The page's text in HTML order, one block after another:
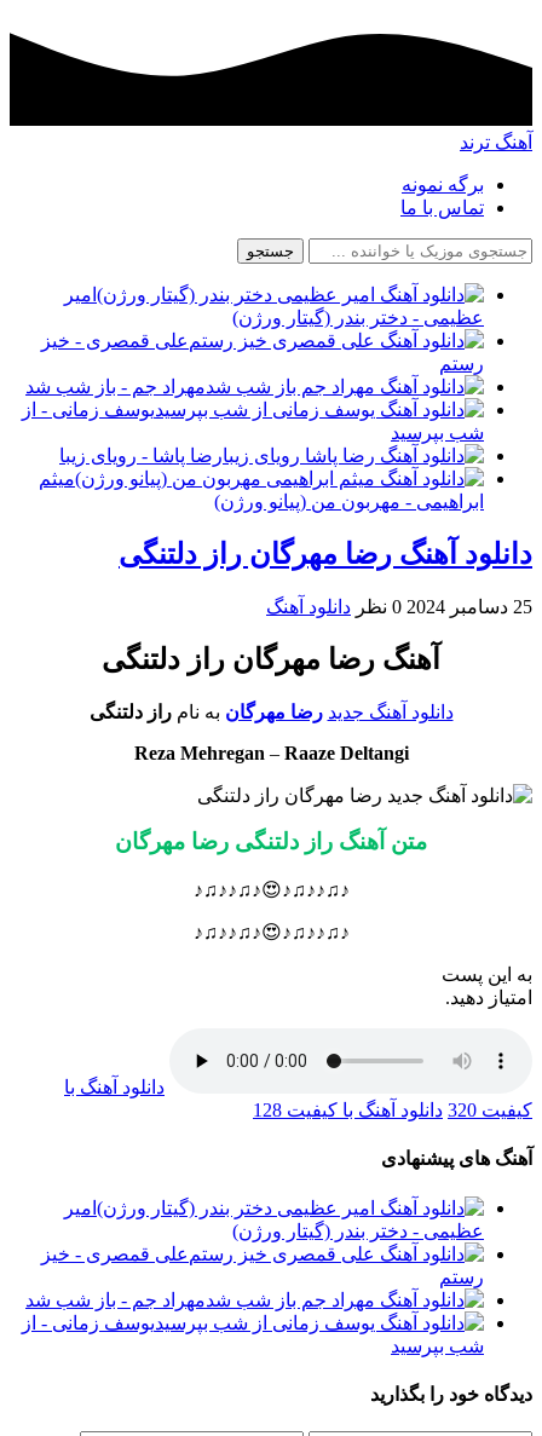
آهنگ ترند
برگه نمونه
تماس با ما
جستجو
امیر
عظیمی - دختر بندر (گیتار ورژن)
علی قمصری - خیز
رستم
مهراد جم - باز شب شد
یوسف زمانی - از
شب بپرسید
رضا پاشا - رویای زیبا
میثم
ابراهیمی - مهربون من (پیانو ورژن)
دانلود آهنگ رضا مهرگان راز دلتنگی
25 دسامبر 2024 0 نظر دانلود آهنگ
آهنگ رضا مهرگان راز دلتنگی
دانلود آهنگ جدید رضا مهرگان به نامراز دلتنگی
Reza Mehregan – Raaze Deltangi
متن آهنگ راز دلتنگی رضا مهرگان
♪♫♪♪♫♪😍♪♫♪♪♫♪
♪♫♪♪♫♪😍♪♫♪♪♫♪
به این پست
امتیاز دهید.
دانلود آهنگ با
کیفیت 320
دانلود آهنگ با کیفیت 128
آهنگ های پیشنهادی
امیر
عظیمی - دختر بندر (گیتار ورژن)
علی قمصری - خیز
رستم
مهراد جم - باز شب شد
یوسف زمانی - از
شب بپرسید
دیدگاه خود را بگذارید